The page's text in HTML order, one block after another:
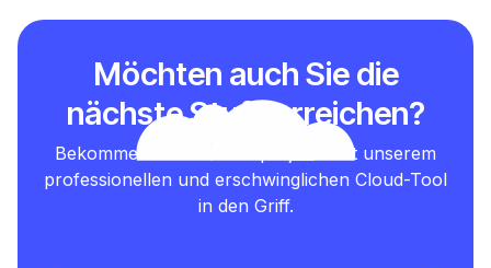
Möchten auch Sie die
nächste Stufe erreichen?
Bekommen Sie Ihre Testprojekte mit unserem
professionellen und erschwinglichen Cloud-Tool
in den Griff.